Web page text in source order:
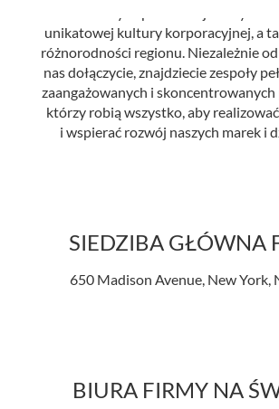
unikatowej kultury korporacyjnej, a
różnorodności regionu. Niezależnie
nas dołączycie, znajdziecie zespoły
zaangażowanych i
którzy robią wszystko, aby
i wspierać rozwój naszych marek i
SIEDZIBA GŁÓWNA
650 Madison Avenue, New York,
BIURA FIRMY NA